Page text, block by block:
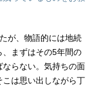
が、物語的には地続
、まずはその5年間の
らない。気持ちの面
こは思い出しながら丁